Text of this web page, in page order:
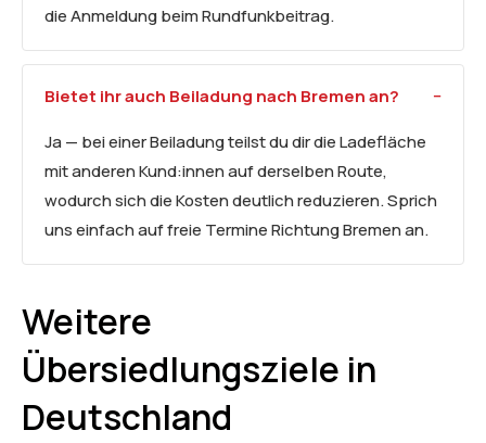
die Anmeldung beim Rundfunkbeitrag.
Bietet ihr auch Beiladung nach Bremen an?
Ja — bei einer Beiladung teilst du dir die Ladefläche
mit anderen Kund:innen auf derselben Route,
wodurch sich die Kosten deutlich reduzieren. Sprich
uns einfach auf freie Termine Richtung Bremen an.
Weitere
Übersiedlungsziele in
Deutschland